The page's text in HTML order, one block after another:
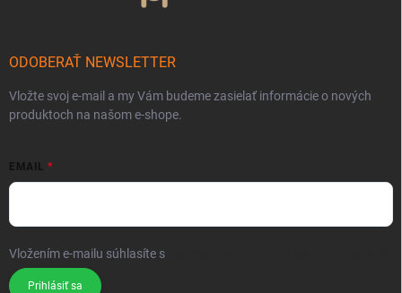
ODOBERAŤ NEWSLETTER
Vložte svoj e-mail a my Vám budeme zasielať informácie o nových
produktoch na našom e-shope.
EMAIL
Vložením e-mailu súhlasíte s
Prihlásiť sa